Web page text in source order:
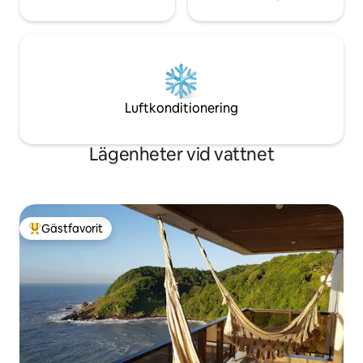
Luftkonditionering
Lägenheter vid vattnet
Populär gästfavorit
Gästfavorit